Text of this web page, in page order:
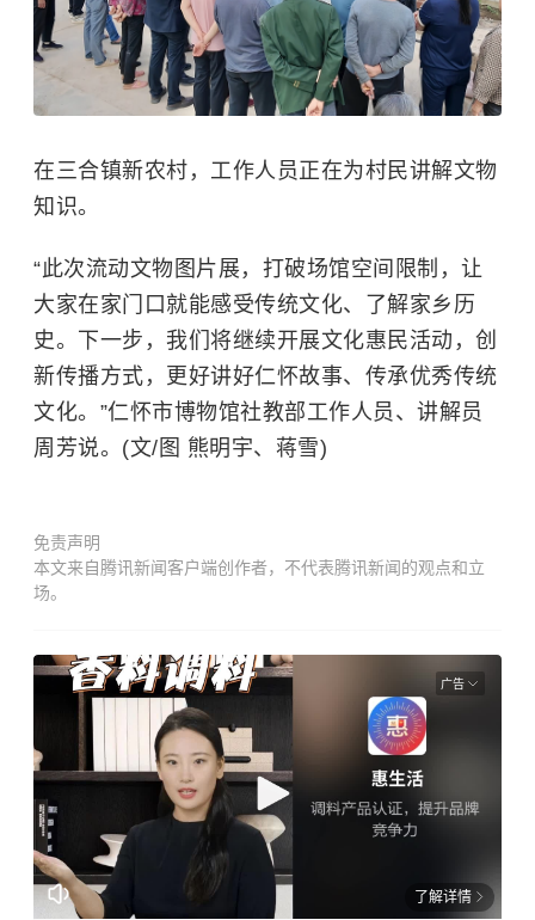
在三合镇新农村，工作人员正在为村民讲解文物
知识。
“此次流动文物图片展，打破场馆空间限制，让
大家在家门口就能感受传统文化、了解家乡历
史。下一步，我们将继续开展文化惠民活动，创
新传播方式，更好讲好仁怀故事、传承优秀传统
文化。”仁怀市博物馆社教部工作人员、讲解员
周芳说。(文/图 熊明宇、蒋雪)
免责声明
本文来自腾讯新闻客户端创作者，不代表腾讯新闻的观点和立
场。
广告
了解详情